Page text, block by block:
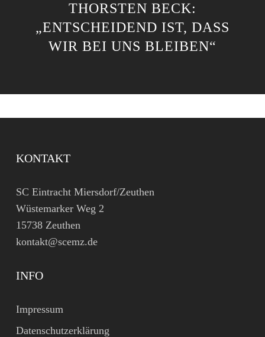
THORSTEN BECK:
„ENTSCHEIDEND IST, DASS
WIR BEI UNS BLEIBEN“
KONTAKT
SC Eintracht Miersdorf/Zeuthen
Wüstemarker Weg 2
15738 Zeuthen
kontakt@scemz.de
INFO
Impressum
Datenschutzerklärung